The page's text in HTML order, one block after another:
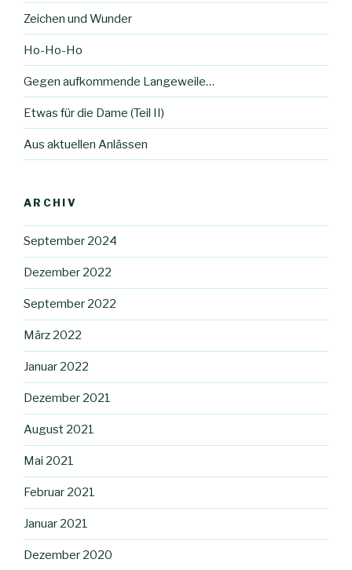
Zeichen und Wunder
Ho-Ho-Ho
Gegen aufkommende Langeweile…
Etwas für die Dame (Teil II)
Aus aktuellen Anlässen
ARCHIV
September 2024
Dezember 2022
September 2022
März 2022
Januar 2022
Dezember 2021
August 2021
Mai 2021
Februar 2021
Januar 2021
Dezember 2020